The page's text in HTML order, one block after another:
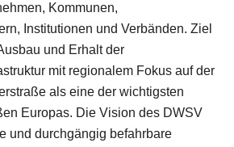
Kommunen,
Institutionen und Verbänden. Ziel
und Erhalt der
mit regionalem Fokus auf der
als eine der wichtigsten
Europas. Die Vision des DWSV
und durchgängig befahrbare